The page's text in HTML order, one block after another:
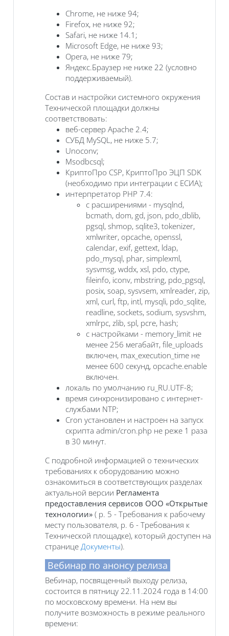
Chrome, не ниже 94;
Firefox, не ниже 92;
Safari, не ниже 14.1;
Microsoft Edge, не ниже 93;
Opera, не ниже 79;
Яндекс.Браузер не ниже 22 (условно
поддерживаемый).
Состав и настройки системного окружения
Технической площадки должны
соответствовать:
веб-сервер Apache 2.4;
СУБД MySQL, не ниже 5.7;
Unoconv;
Msodbcsql;
КриптоПро CSP, КриптоПро ЭЦП SDK
(необходимо при интеграции с ЕСИА);
интерпретатор PHP 7.4:
с расширениями - mysqlnd,
bcmath, dom, gd, json, pdo_dblib,
pgsql, shmop, sqlite3, tokenizer,
xmlwriter, opcache, openssl,
calendar, exif, gettext, ldap,
pdo_mysql, phar, simplexml,
sysvmsg, wddx, xsl, pdo, ctype,
fileinfo, iconv, mbstring, pdo_pgsql,
posix, soap, sysvsem, xmlreader, zip,
xml, curl, ftp, intl, mysqli, pdo_sqlite,
readline, sockets, sodium, sysvshm,
xmlrpc, zlib, spl, pcre, hash;
с настройками - memory_limit не
менее 256 мегабайт, file_uploads
включен, max_execution_time не
менее 600 секунд, opcache.enable
включен.
локаль по умолчанию ru_RU.UTF-8;
время синхронизировано с интернет-
службами NTP;
Cron установлен и настроен на запуск
скрипта admin/cron.php не реже 1 раза
в 30 минут.
С подробной информацией о технических
требованиях к оборудованию можно
ознакомиться в соответствующих разделах
актуальной версии Регламента
предоставления сервисов ООО «Открытые
технологии» ( р. 5 - Требования к рабочему
месту пользователя, р. 6 - Требования к
Технической площадке), который доступен на
странице Документы).
Вебинар по анонсу релиза
Вебинар, посвященный выходу релиза,
состоится в пятницу 22.11.2024 года в 14:00
по московскому времени. На нем вы
получите возможность в режиме реального
времени: